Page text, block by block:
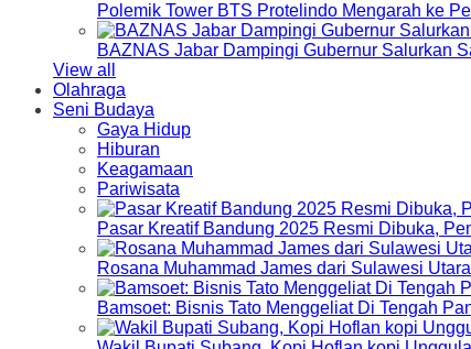
Polemik Tower BTS Protelindo Mengarah ke
BAZNAS Jabar Dampingi Gubernur Salurkan
View all
Olahraga
Seni Budaya
Gaya Hidup
Hiburan
Keagamaan
Pariwisata
Pasar Kreatif Bandung 2025 Resmi Dibuka,
Rosana Muhammad James dari Sulawesi
Bamsoet: Bisnis Tato Menggeliat Di Tengah